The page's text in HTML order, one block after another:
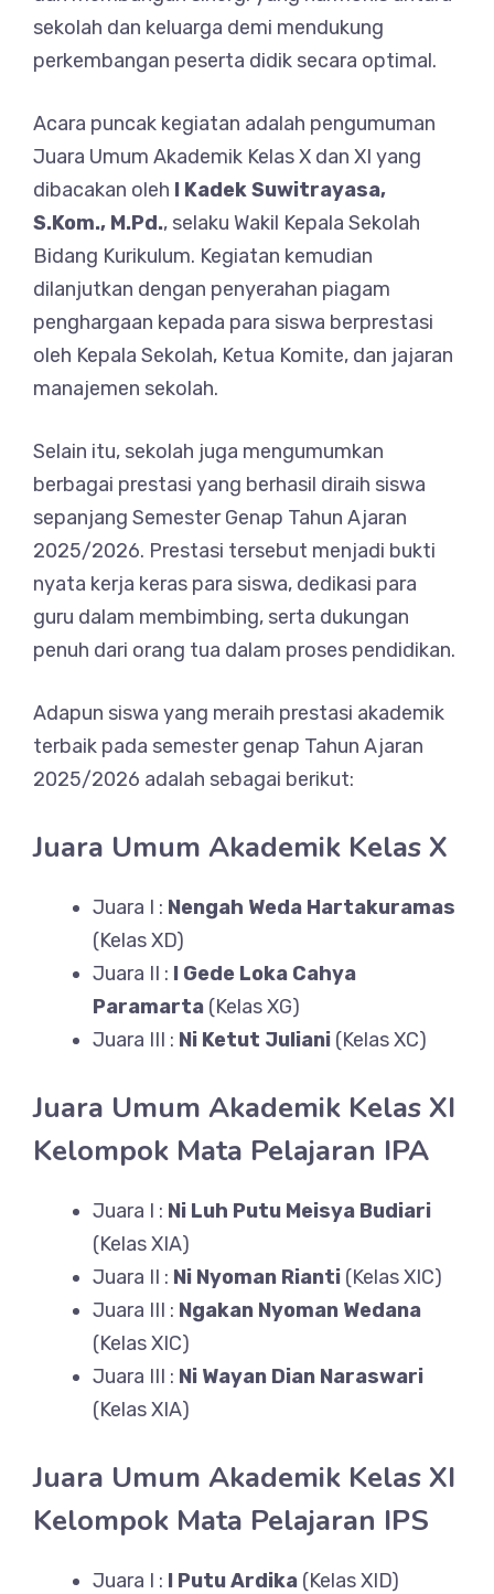
sekolah dan keluarga demi mendukung
perkembangan peserta didik secara optimal.
Acara puncak kegiatan adalah pengumuman
Juara Umum Akademik Kelas X dan XI yang
dibacakan oleh I Kadek Suwitrayasa,
S.Kom., M.Pd., selaku Wakil Kepala Sekolah
Bidang Kurikulum. Kegiatan kemudian
dilanjutkan dengan penyerahan piagam
penghargaan kepada para siswa berprestasi
oleh Kepala Sekolah, Ketua Komite, dan jajaran
manajemen sekolah.
Selain itu, sekolah juga mengumumkan
berbagai prestasi yang berhasil diraih siswa
sepanjang Semester Genap Tahun Ajaran
2025/2026. Prestasi tersebut menjadi bukti
nyata kerja keras para siswa, dedikasi para
guru dalam membimbing, serta dukungan
penuh dari orang tua dalam proses pendidikan.
Adapun siswa yang meraih prestasi akademik
terbaik pada semester genap Tahun Ajaran
2025/2026 adalah sebagai berikut:
Juara Umum Akademik Kelas X
Juara I : Nengah Weda Hartakuramas
(Kelas XD)
Juara II : I Gede Loka Cahya
Paramarta (Kelas XG)
Juara III : Ni Ketut Juliani (Kelas XC)
Juara Umum Akademik Kelas XI
Kelompok Mata Pelajaran IPA
Juara I : Ni Luh Putu Meisya Budiari
(Kelas XIA)
Juara II : Ni Nyoman Rianti (Kelas XIC)
Juara III : Ngakan Nyoman Wedana
(Kelas XIC)
Juara III : Ni Wayan Dian Naraswari
(Kelas XIA)
Juara Umum Akademik Kelas XI
Kelompok Mata Pelajaran IPS
Juara I : I Putu Ardika (Kelas XID)